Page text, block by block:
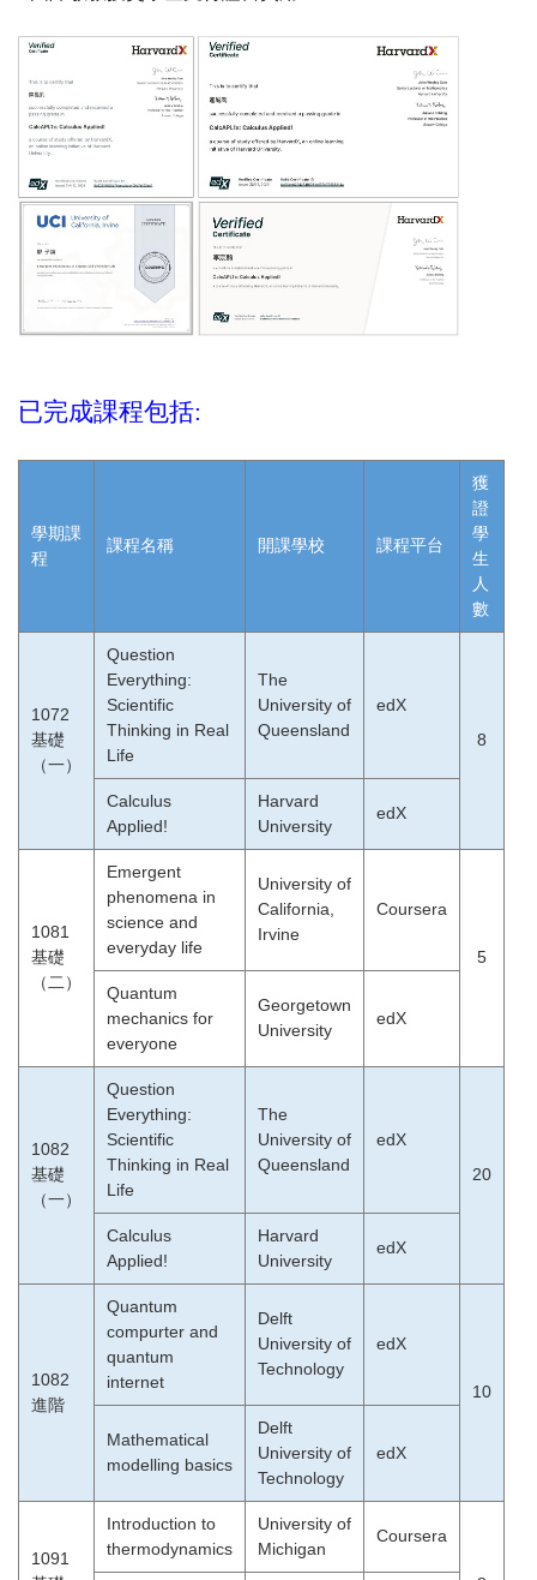
已完成課程包括:
學期課
程
課程名稱 開課學校 課程平台
獲
證
學
生
人
數
1072
基礎
（一）
Question
Everything:
Scientific
Thinking in Real
Life
The
University of
Queensland
edX
8
Calculus
Applied!
Harvard
University
edX
1081
基礎
（二）
Emergent
phenomena in
science and
everyday life
University of
California,
Irvine
Coursera
5
Quantum
mechanics for
everyone
Georgetown
University
edX
1082
基礎
（一）
Question
Everything:
Scientific
Thinking in Real
Life
The
University of
Queensland
edX
20
Calculus
Applied!
Harvard
University
edX
1082
進階
Quantum
compurter and
quantum
internet
Delft
University of
Technology
edX
10
Mathematical
modelling basics
Delft
University of
Technology
edX
1091
Introduction to
thermodynamics
University of
Michigan
Coursera